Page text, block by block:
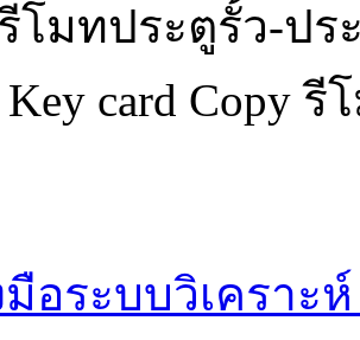
โมทประตูรั้ว-ปร
card Copy
มือระบบวิเคราะ